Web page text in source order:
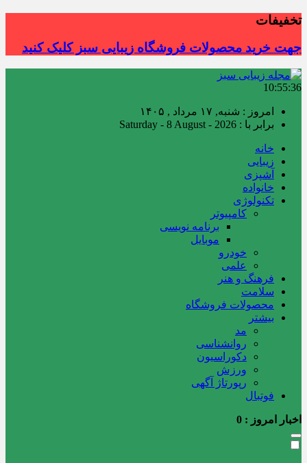
تخفیفات
جهت خرید محصولات فروشگاه زیبایی سبز کلیک کنید
10:55:37
امروز : شنبه, ۱۷ مرداد , ۱۴۰۵
برابر با : Saturday - 8 August - 2026
خانه
زیبایی
آشپزی
خانواده
تکنولوژی
کامپیوتر
برنامه نویسی
موبایل
خودرو
علمی
فرهنگ و هنر
سلامت
محصولات فروشگاه
بیشتر
مد
روانشناسی
دکوراسیون
ورزش
رپورتاژ آگهی
فوتبال
اخبار امروز : 0